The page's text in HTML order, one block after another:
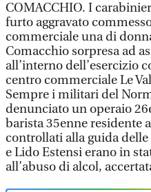
COMACCHIO. I
furto aggravato
commerciale una di
Comacchio sorpresa ad
all’interno dell’esercizio
centro commerciale Le
Sempre i militari del
denunciato un operaio
barista 35enne residente
controllati alla guida
e Lido Estensi erano in
all’abuso di alcol,